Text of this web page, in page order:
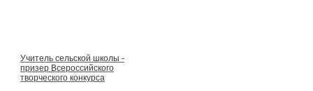
Учитель сельской школы -
призер Всероссийского
творческого конкурса